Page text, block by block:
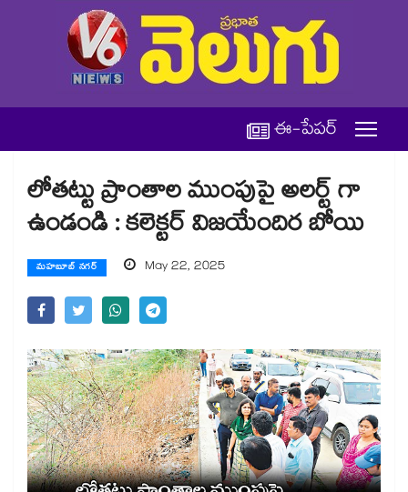
ఈ-పేపర్
లోతట్టు ప్రాంతాల ముంపుపై అలర్ట్ గా
ఉండండి : కలెక్టర్ విజయేందిర బోయి
మహబూబ్ నగర్ May 22, 2025